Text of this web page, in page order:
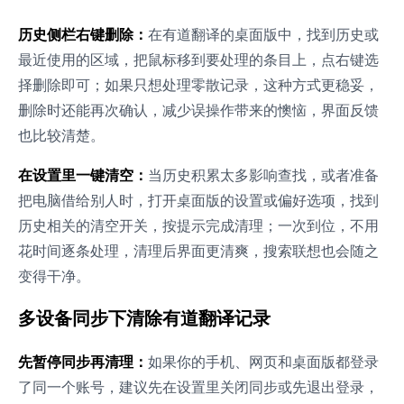
历史侧栏右键删除： 在有道翻译的桌面版中，找到历史或
最近使用的区域，把鼠标移到要处理的条目上，点右键选
择删除即可；如果只想处理零散记录，这种方式更稳妥，
删除时还能再次确认，减少误操作带来的懊恼，界面反馈
也比较清楚。
在设置里一键清空： 当历史积累太多影响查找，或者准备
把电脑借给别人时，打开桌面版的设置或偏好选项，找到
历史相关的清空开关，按提示完成清理；一次到位，不用
花时间逐条处理，清理后界面更清爽，搜索联想也会随之
变得干净。
多设备同步下清除有道翻译记录
先暂停同步再清理： 如果你的手机、网页和桌面版都登录
了同一个账号，建议先在设置里关闭同步或先退出登录，